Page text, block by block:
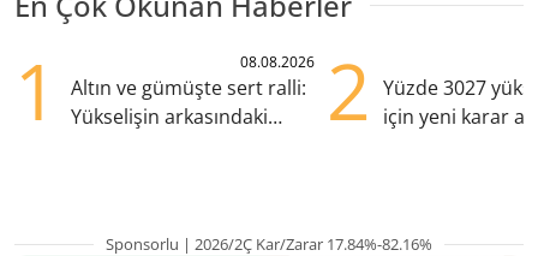
1 08.08.2026
Altın ve gümüşte sert ralli:
Yükselişin arkasındaki
2
Yüzde 3027
için yeni karar
Sponsorlu | 2026/2Ç Kar/Zarar 17.84%-82.16%